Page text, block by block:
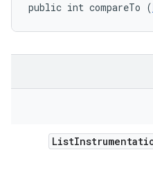
public int compareTo (
List